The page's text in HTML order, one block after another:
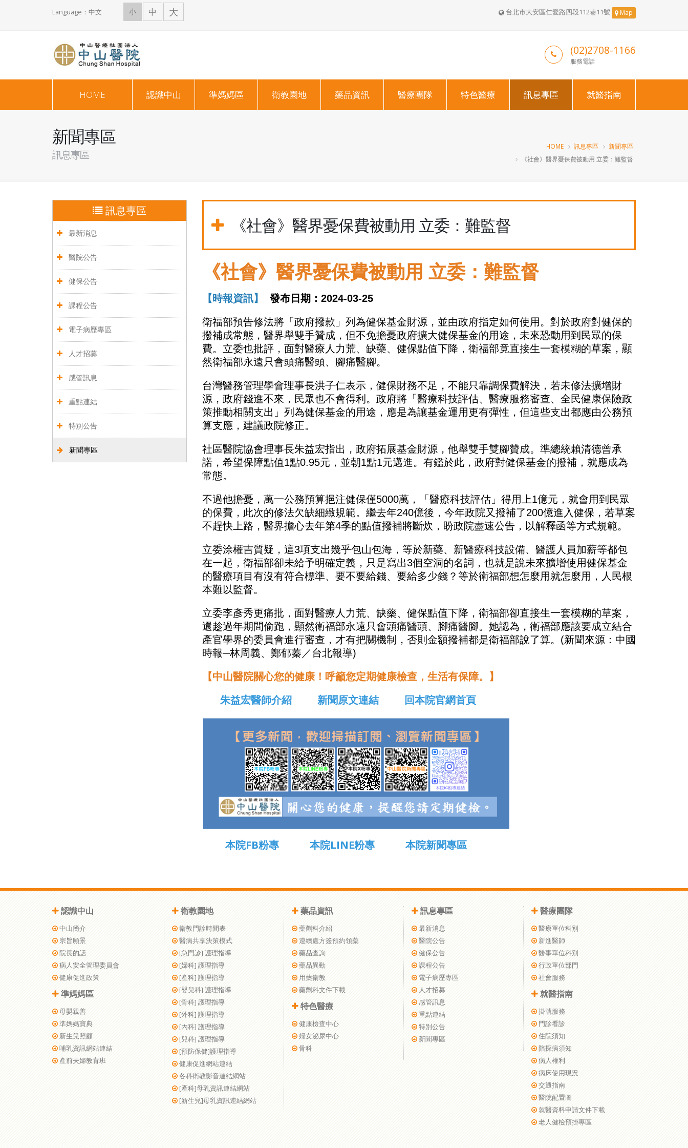
Language：中文 小 中 大 台北市大安區仁愛路四段112巷11號 Map
(02)2708-1166
服務電話
HOME 認識中山 準媽媽區 衛教園地 藥品資訊 醫療團隊 特色醫療 訊息專區 就醫指南
新聞專區
訊息專區
HOME 訊息專區
新聞專區
《社會》醫界憂保費被動用 立委：難監督
訊息專區
最新消息
醫院公告
健保公告
課程公告
電子病歷專區
人才招募
感管訊息
重點連結
特別公告
新聞專區
《社會》醫界憂保費被動用 立委：難監督
《社會》醫界憂保費被動用 立委：難監督
【時報資訊】 發布日期：2024-03-25
衛福部預告修法將「政府撥款」列為健保基金財源，並由政府指定如何使用。對於政府對健保的
撥補成常態，醫界舉雙手贊成，但不免擔憂政府擴大健保基金的用途，未來恐動用到民眾的保
費。立委也批評，面對醫療人力荒、缺藥、健保點值下降，衛福部竟直接生一套模糊的草案，顯
然衛福部永遠只會頭痛醫頭、腳痛醫腳。
台灣醫務管理學會理事長洪子仁表示，健保財務不足，不能只靠調保費解決，若未修法擴增財
源，政府錢進不來，民眾也不會得利。政府將「醫療科技評估、醫療服務審查、全民健康保險政
策推動相關支出」列為健保基金的用途，應是為讓基金運用更有彈性，但這些支出都應由公務預
算支應，建議政院修正。
社區醫院協會理事長朱益宏指出，政府拓展基金財源，他舉雙手雙腳贊成。準總統賴清德曾承
諾，希望保障點值1點0.95元，並朝1點1元邁進。有鑑於此，政府對健保基金的撥補，就應成為
常態。
不過他擔憂，萬一公務預算挹注健保僅5000萬，「醫療科技評估」得用上1億元，就會用到民眾
的保費，此次的修法欠缺細緻規範。繼去年240億後，今年政院又撥補了200億進入健保，若草案
不趕快上路，醫界擔心去年第4季的點值撥補將斷炊，盼政院盡速公告，以解釋函等方式規範。
立委涂權吉質疑，這3項支出幾乎包山包海，等於新藥、新醫療科技設備、醫護人員加薪等都包
在一起，衛福部卻未給予明確定義，只是寫出3個空洞的名詞，也就是說未來擴增使用健保基金
的醫療項目有沒有符合標準、要不要給錢、要給多少錢？等於衛福部想怎麼用就怎麼用，人民根
本難以監督。
立委李彥秀更痛批，面對醫療人力荒、缺藥、健保點值下降，衛福部卻直接生一套模糊的草案，
還趁過年期間偷跑，顯然衛福部永遠只會頭痛醫頭、腳痛醫腳。她認為，衛福部應該要成立結合
產官學界的委員會進行審查，才有把關機制，否則金額撥補都是衛福部說了算。(新聞來源：中國
時報─林周義、鄭郁蓁／台北報導)
【中山醫院關心您的健康！呼籲您定期健康檢查，生活有保障。】
朱益宏醫師介紹 新聞原文連結 回本院官網首頁
本院FB粉專 本院LINE粉專 本院新聞專區
認識中山
中山簡介
宗旨願景
院長的話
病人安全管理委員會
健康促進政策
準媽媽區
母嬰親善
準媽媽寶典
新生兒照顧
哺乳資訊網站連結
產前夫婦教育班
衛教園地
衛教門診時間表
醫病共享決策模式
[急門診] 護理指導
[婦科] 護理指導
[產科] 護理指導
[嬰兒科] 護理指導
[骨科] 護理指導
[外科] 護理指導
[內科] 護理指導
[兒科] 護理指導
[預防保健]護理指導
健康促進網站連結
各科衛教影音連結網站
[產科]母乳資訊連結網站
[新生兒]母乳資訊連結網站
藥品資訊
藥劑科介紹
連續處方簽預約領藥
藥品查詢
藥品異動
用藥衛教
藥劑科文件下載
特色醫療
健康檢查中心
婦女泌尿中心
骨科
訊息專區
最新消息
醫院公告
健保公告
課程公告
電子病歷專區
人才招募
感管訊息
重點連結
特別公告
新聞專區
醫療團隊
醫療單位科別
新進醫師
醫事單位科別
行政單位部門
社會服務
就醫指南
掛號服務
門診看診
住院須知
陪探病須知
病人權利
病床使用現況
交通指南
醫院配置圖
就醫資料申請文件下載
老人健檢預掛專區